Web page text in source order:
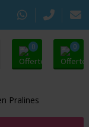
0 0
Pralines